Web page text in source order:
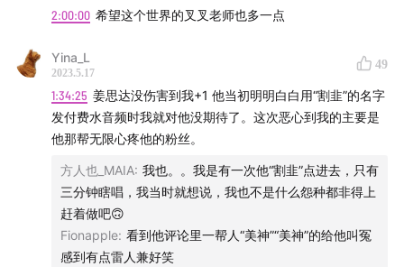
01:03:44谈《向往的生活》
01:04:29黄磊和这个时代
01:14:46谈史航事件
01:29:47公域私域如何界定
01:39:32男性也应该学会“割席”
2:00:00 希望这个世界的叉叉老师也多一点
Yina_L
2023.5.17
49
1:34:25 姜思达没伤害到我+1 他当初明明白白用“割韭”的名字
发付费水音频时我就对他没期待了。这次恶心到我的主要是
他那帮无限心疼他的粉丝。
方人也_MAIA: 我也。。我是有一次他“割韭”点进去，只有
三分钟瞎唱，我当时就想说，我也不是什么怨种都非得上
赶着做吧🙃
Fionapple: 看到他评论里一帮人“美神”“美神”的给他叫冤
感到有点雷人兼好笑